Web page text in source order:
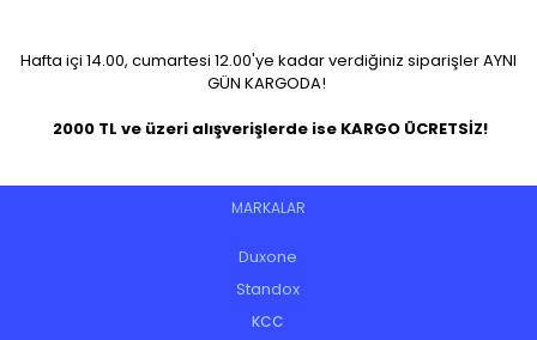
Hafta içi 14.00, cumartesi 12.00'ye kadar verdiğiniz siparişlerAYNI
GÜN KARGODA!
2000 TL ve üzeri alışverişlerde ise KARGO ÜCRETSİZ!
MARKALAR
Duxone
Standox
KCC